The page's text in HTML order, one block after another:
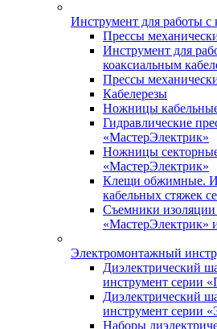
Инструмент для работы с
Прессы
Инструмент для
коаксиальным
Прессы
Кабелерезы
Ножницы
Гидравлические
«МастерЭлектрик»
Ножницы
«МастерЭлектрик»
Клещи обжимные.
кабельных стяжек
Съемники изоляции
«МастерЭлектрик»
Электромонтажный
Диэлектрический
инструмент серии
Диэлектрический
инструмент серии
Наборы